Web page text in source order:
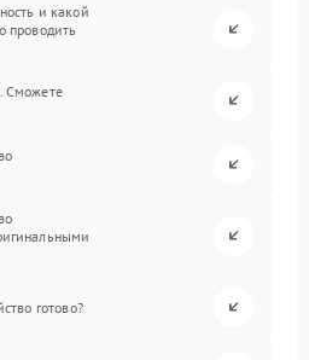
и какой
проводить
Сможете
готово?